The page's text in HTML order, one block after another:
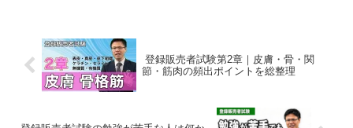
登録販売者試験第2章｜皮膚・骨・関
節・筋肉の頻出ポイントを総整理